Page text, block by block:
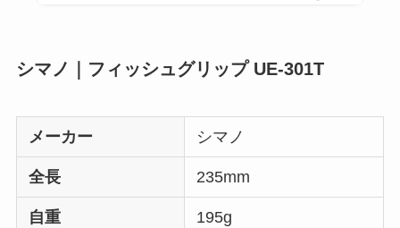
シマノ｜フィッシュグリップ UE-301T
メーカー シマノ
全長 235mm
自重 195g